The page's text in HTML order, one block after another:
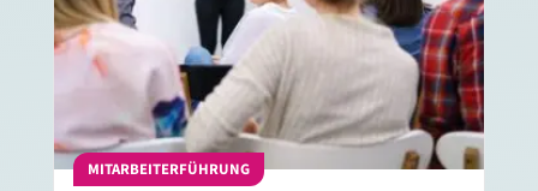
MITARBEITERFÜHRUNG